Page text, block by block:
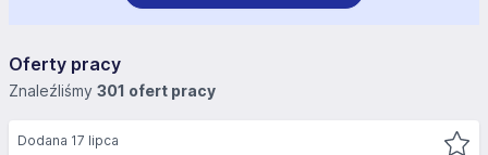
Oferty pracy
Znaleźliśmy 301 ofert pracy
Dodana 17 lipca